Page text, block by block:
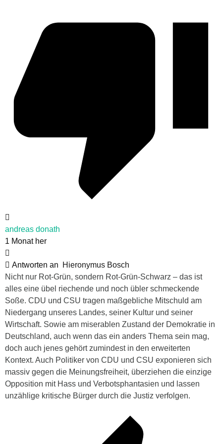
andreas donath
1 Monat her
Antworten an
Hieronymus Bosch
Nicht nur Rot-Grün, sondern Rot-Grün-Schwarz – das ist
alles eine übel riechende und noch übler schmeckende
Soße. CDU und CSU tragen maßgebliche Mitschuld am
Niedergang unseres Landes, seiner Kultur und seiner
Wirtschaft. Sowie am miserablen Zustand der Demokratie in
Deutschland, auch wenn das ein anders Thema sein mag,
doch auch jenes gehört zumindest in den erweiterten
Kontext. Auch Politiker von CDU und CSU exponieren sich
massiv gegen die Meinungsfreiheit, überziehen die einzige
Opposition mit Hass und Verbotsphantasien und lassen
unzählige kritische Bürger durch die Justiz verfolgen.